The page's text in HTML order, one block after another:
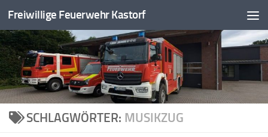
Zum Inhalt springen
Freiwillige Feuerwehr Kastorf
SCHLAGWÖRTER: MUSIKZUG